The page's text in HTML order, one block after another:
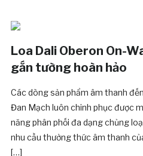
Loa Dali Oberon On-
gắn tường hoàn hảo
Các dòng sản phẩm âm thanh
Đan Mạch luôn chinh phục được
năng phân phối đa dạng chủng
nhu cầu thưởng thức âm thanh
[…]